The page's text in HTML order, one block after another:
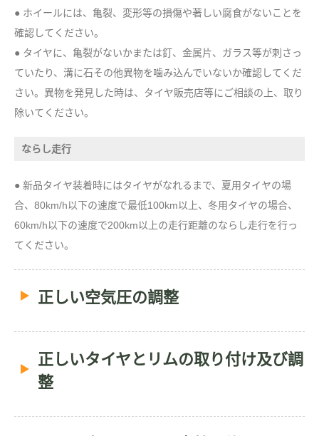
● ホイールには、亀裂、変形等の損傷や著しい腐食がないことを
確認してください。
● タイヤに、亀裂がないかまたは釘、金属片、ガラス等が刺さっ
ていたり、溝に石その他異物を噛み込んでいないか確認してくだ
さい。異物を発見した時は、タイヤ販売店等にご相談の上、取り
除いてください。
ならし走行
● 新品タイヤ装着時にはタイヤがなれるまで、夏用タイヤの場
合、80km/h以下の速度で最低100km以上、冬用タイヤの場合、
60km/h以下の速度で200km以上の走行距離のならし走行を行っ
てください。
正しい空気圧の調整
正しいタイヤとリムの取り付け及び調
整